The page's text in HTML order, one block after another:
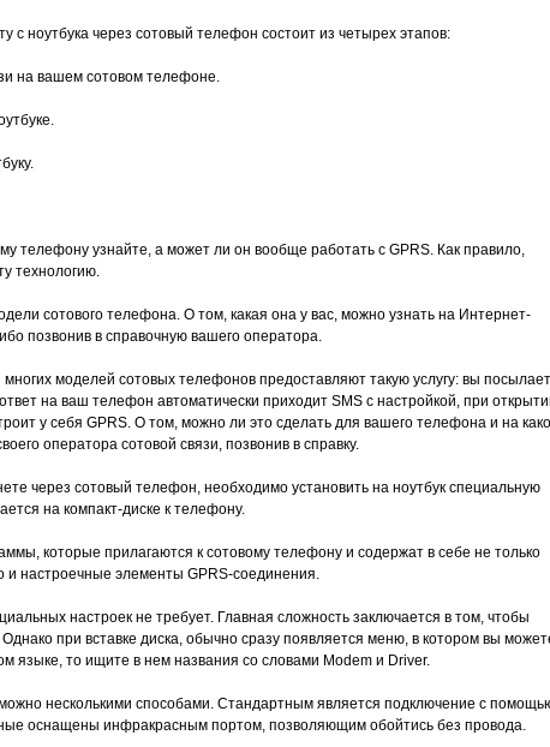
с ноутбука через сотовый телефон состоит из четырех этапов:
на вашем сотовом телефоне.
телефону узнайте, а может ли он вообще работать с GPRS. Как правило,
технологию.
сотового телефона. О том, какая она у вас, можно узнать на Интернет-
позвонив в справочную вашего оператора.
моделей сотовых телефонов предоставляют такую услугу: вы
на ваш телефон автоматически приходит SMS с настройкой, при
у себя GPRS. О том, можно ли это сделать для вашего телефона и на
оператора сотовой связи, позвонив в справку.
через сотовый телефон, необходимо установить на ноутбук специальную
на компакт-диске к телефону.
которые прилагаются к сотовому телефону и содержат в себе не только
настроечные элементы GPRS-соединения.
настроек не требует. Главная сложность заключается в том, чтобы
при вставке диска, обычно сразу появляется меню, в котором вы
языке, то ищите в нем названия со словами Modem и Driver.
несколькими способами. Стандартным является подключение с
оснащены инфракрасным портом, позволяющим обойтись без провода.